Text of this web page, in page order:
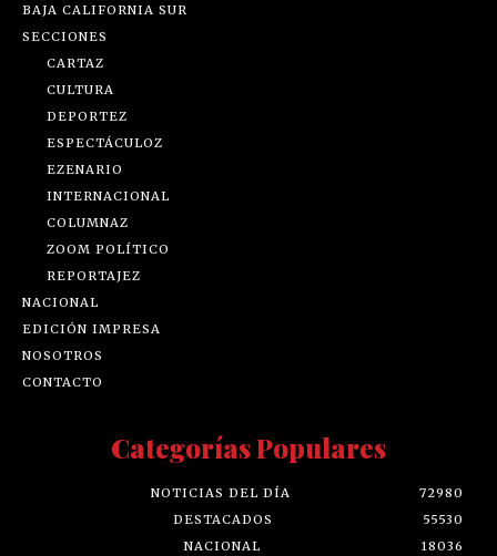
BAJA CALIFORNIA SUR
SECCIONES
CARTAZ
CULTURA
DEPORTEZ
ESPECTÁCULOZ
EZENARIO
INTERNACIONAL
COLUMNAZ
ZOOM POLÍTICO
REPORTAJEZ
NACIONAL
EDICIÓN IMPRESA
NOSOTROS
CONTACTO
Categorías Populares
NOTICIAS DEL DÍA
72980
DESTACADOS
55530
NACIONAL
18036